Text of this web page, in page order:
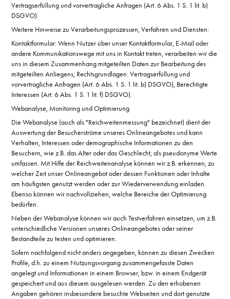
Vertragserfüllung und vorvertragliche Anfragen (Art. 6 Abs. 1 S. 1 lit. b)
DSGVO).
Weitere Hinweise zu Verarbeitungsprozessen, Verfahren und Diensten:
Kontaktformular: Wenn Nutzer über unser Kontaktformular, E-Mail oder
andere Kommunikationswege mit uns in Kontakt treten, verarbeiten wir die
uns in diesem Zusammenhang mitgeteilten Daten zur Bearbeitung des
mitgeteilten Anliegens; Rechtsgrundlagen: Vertragserfüllung und
vorvertragliche Anfragen (Art. 6 Abs. 1 S. 1 lit. b) DSGVO), Berechtigte
Interessen (Art. 6 Abs. 1 S. 1 lit. f) DSGVO).
Webanalyse, Monitoring und Optimierung
Die Webanalyse (auch als "Reichweitenmessung" bezeichnet) dient der
Auswertung der Besucherströme unseres Onlineangebotes und kann
Verhalten, Interessen oder demographische Informationen zu den
Besuchern, wie z.B. das Alter oder das Geschlecht, als pseudonyme Werte
umfassen. Mit Hilfe der Reichweitenanalyse können wir z.B. erkennen, zu
welcher Zeit unser Onlineangebot oder dessen Funktionen oder Inhalte
am häufigsten genutzt werden oder zur Wiederverwendung einladen.
Ebenso können wir nachvollziehen, welche Bereiche der Optimierung
bedürfen.
Neben der Webanalyse können wir auch Testverfahren einsetzen, um z.B.
unterschiedliche Versionen unseres Onlineangebotes oder seiner
Bestandteile zu testen und optimieren.
Sofern nachfolgend nicht anders angegeben, können zu diesen Zwecken
Profile, d.h. zu einem Nutzungsvorgang zusammengefasste Daten
angelegt und Informationen in einem Browser, bzw. in einem Endgerät
gespeichert und aus diesem ausgelesen werden. Zu den erhobenen
Angaben gehören insbesondere besuchte Webseiten und dort genutzte